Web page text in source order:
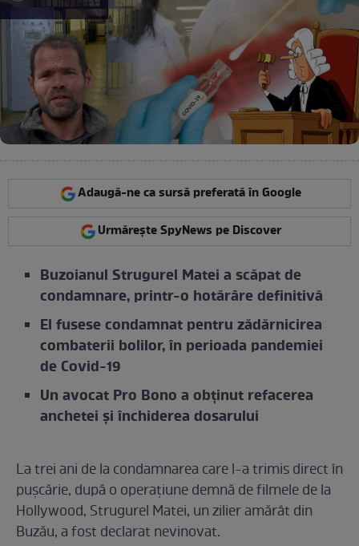
Adaugă-ne ca sursă preferată în Google
Urmărește SpyNews pe Discover
Buzoianul Strugurel Matei a scăpat de
condamnare, printr-o hotărâre definitivă
El fusese condamnat pentru zădărnicirea
combaterii bolilor, în perioada pandemiei
de Covid-19
Un avocat Pro Bono a obținut refacerea
anchetei și închiderea dosarului
La trei ani de la condamnarea care l-a trimis direct în
pușcărie, după o operațiune demnă de filmele de la
Hollywood, Strugurel Matei, un zilier amărât din
Buzău, a fost declarat nevinovat.